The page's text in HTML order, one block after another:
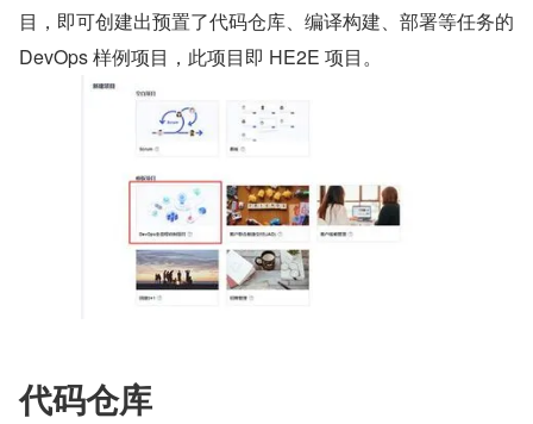
目，即可创建出预置了代码仓库、编译构建、部署等任务的
DevOps 样例项目，此项目即 HE2E 项目。
代码仓库